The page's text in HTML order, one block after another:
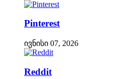
Pinterest
ივნისი 07, 2026
Reddit